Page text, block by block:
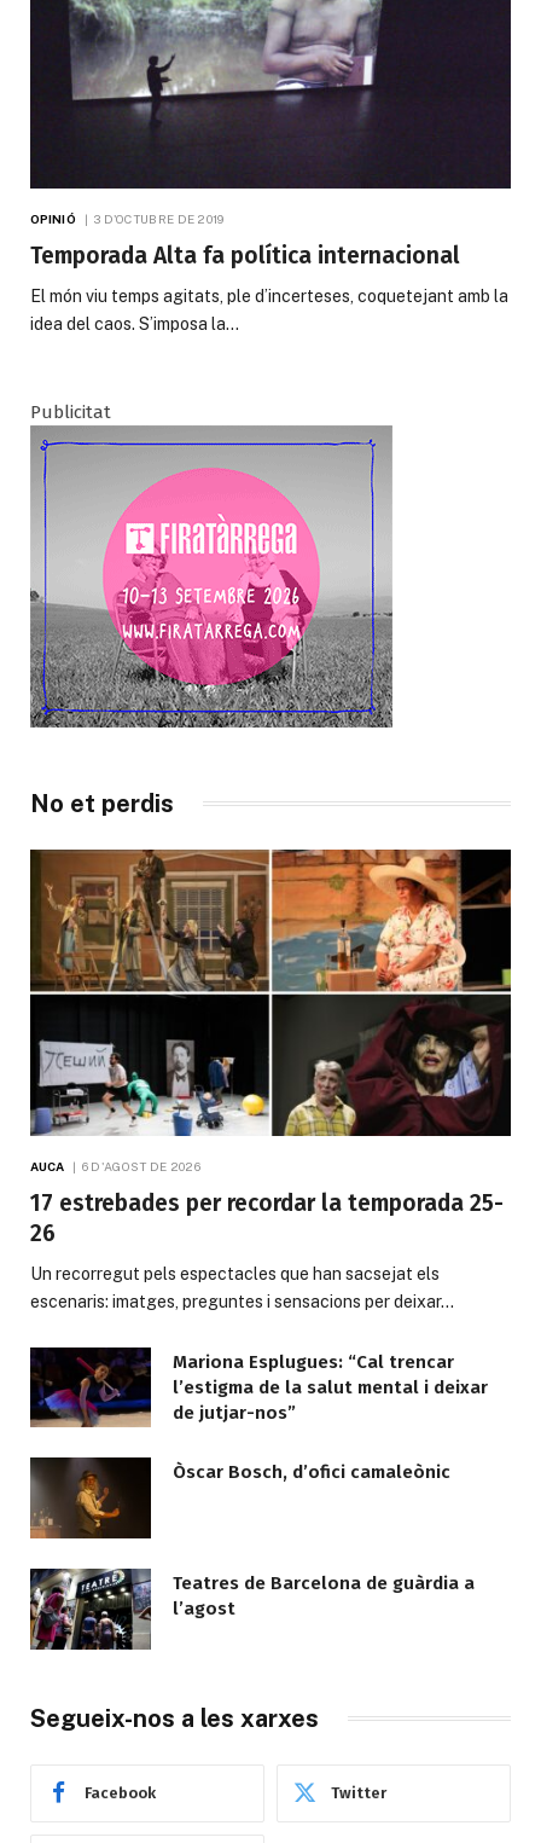
OPINIÓ 3 D'OCTUBRE DE 2019
Temporada Alta fa política internacional
El món viu temps agitats, ple d’incerteses, coquetejant amb la
idea del caos. S’imposa la…
Publicitat
No et perdis
AUCA 6 D'AGOST DE 2026
17 estrebades per recordar la temporada 25-
26
Un recorregut pels espectacles que han sacsejat els
escenaris: imatges, preguntes i sensacions per deixar…
Mariona Esplugues: “Cal trencar
l’estigma de la salut mental i deixar
de jutjar-nos”
Òscar Bosch, d’ofici camaleònic
Teatres de Barcelona de guàrdia a
l’agost
Segueix-nos a les xarxes
Facebook Twitter